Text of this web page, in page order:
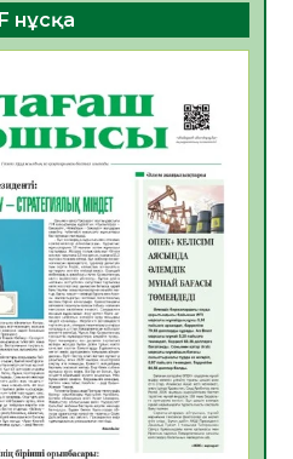
– БОЛАШАҚҚА
қарсы иммундау
51
49
мәлімет
47
облысы полиция
астам
қамтамасыз етті
нұсқа